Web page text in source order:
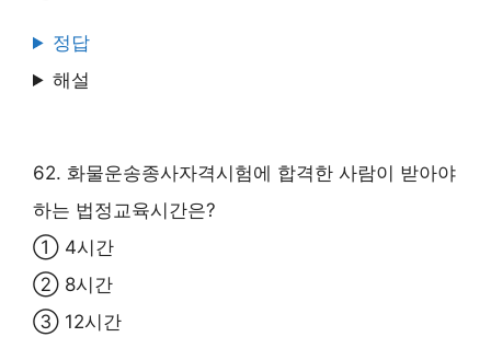
정답
해설
62. 화물운송종사자격시험에 합격한 사람이 받아야
하는 법정교육시간은?
① 4시간
② 8시간
③ 12시간